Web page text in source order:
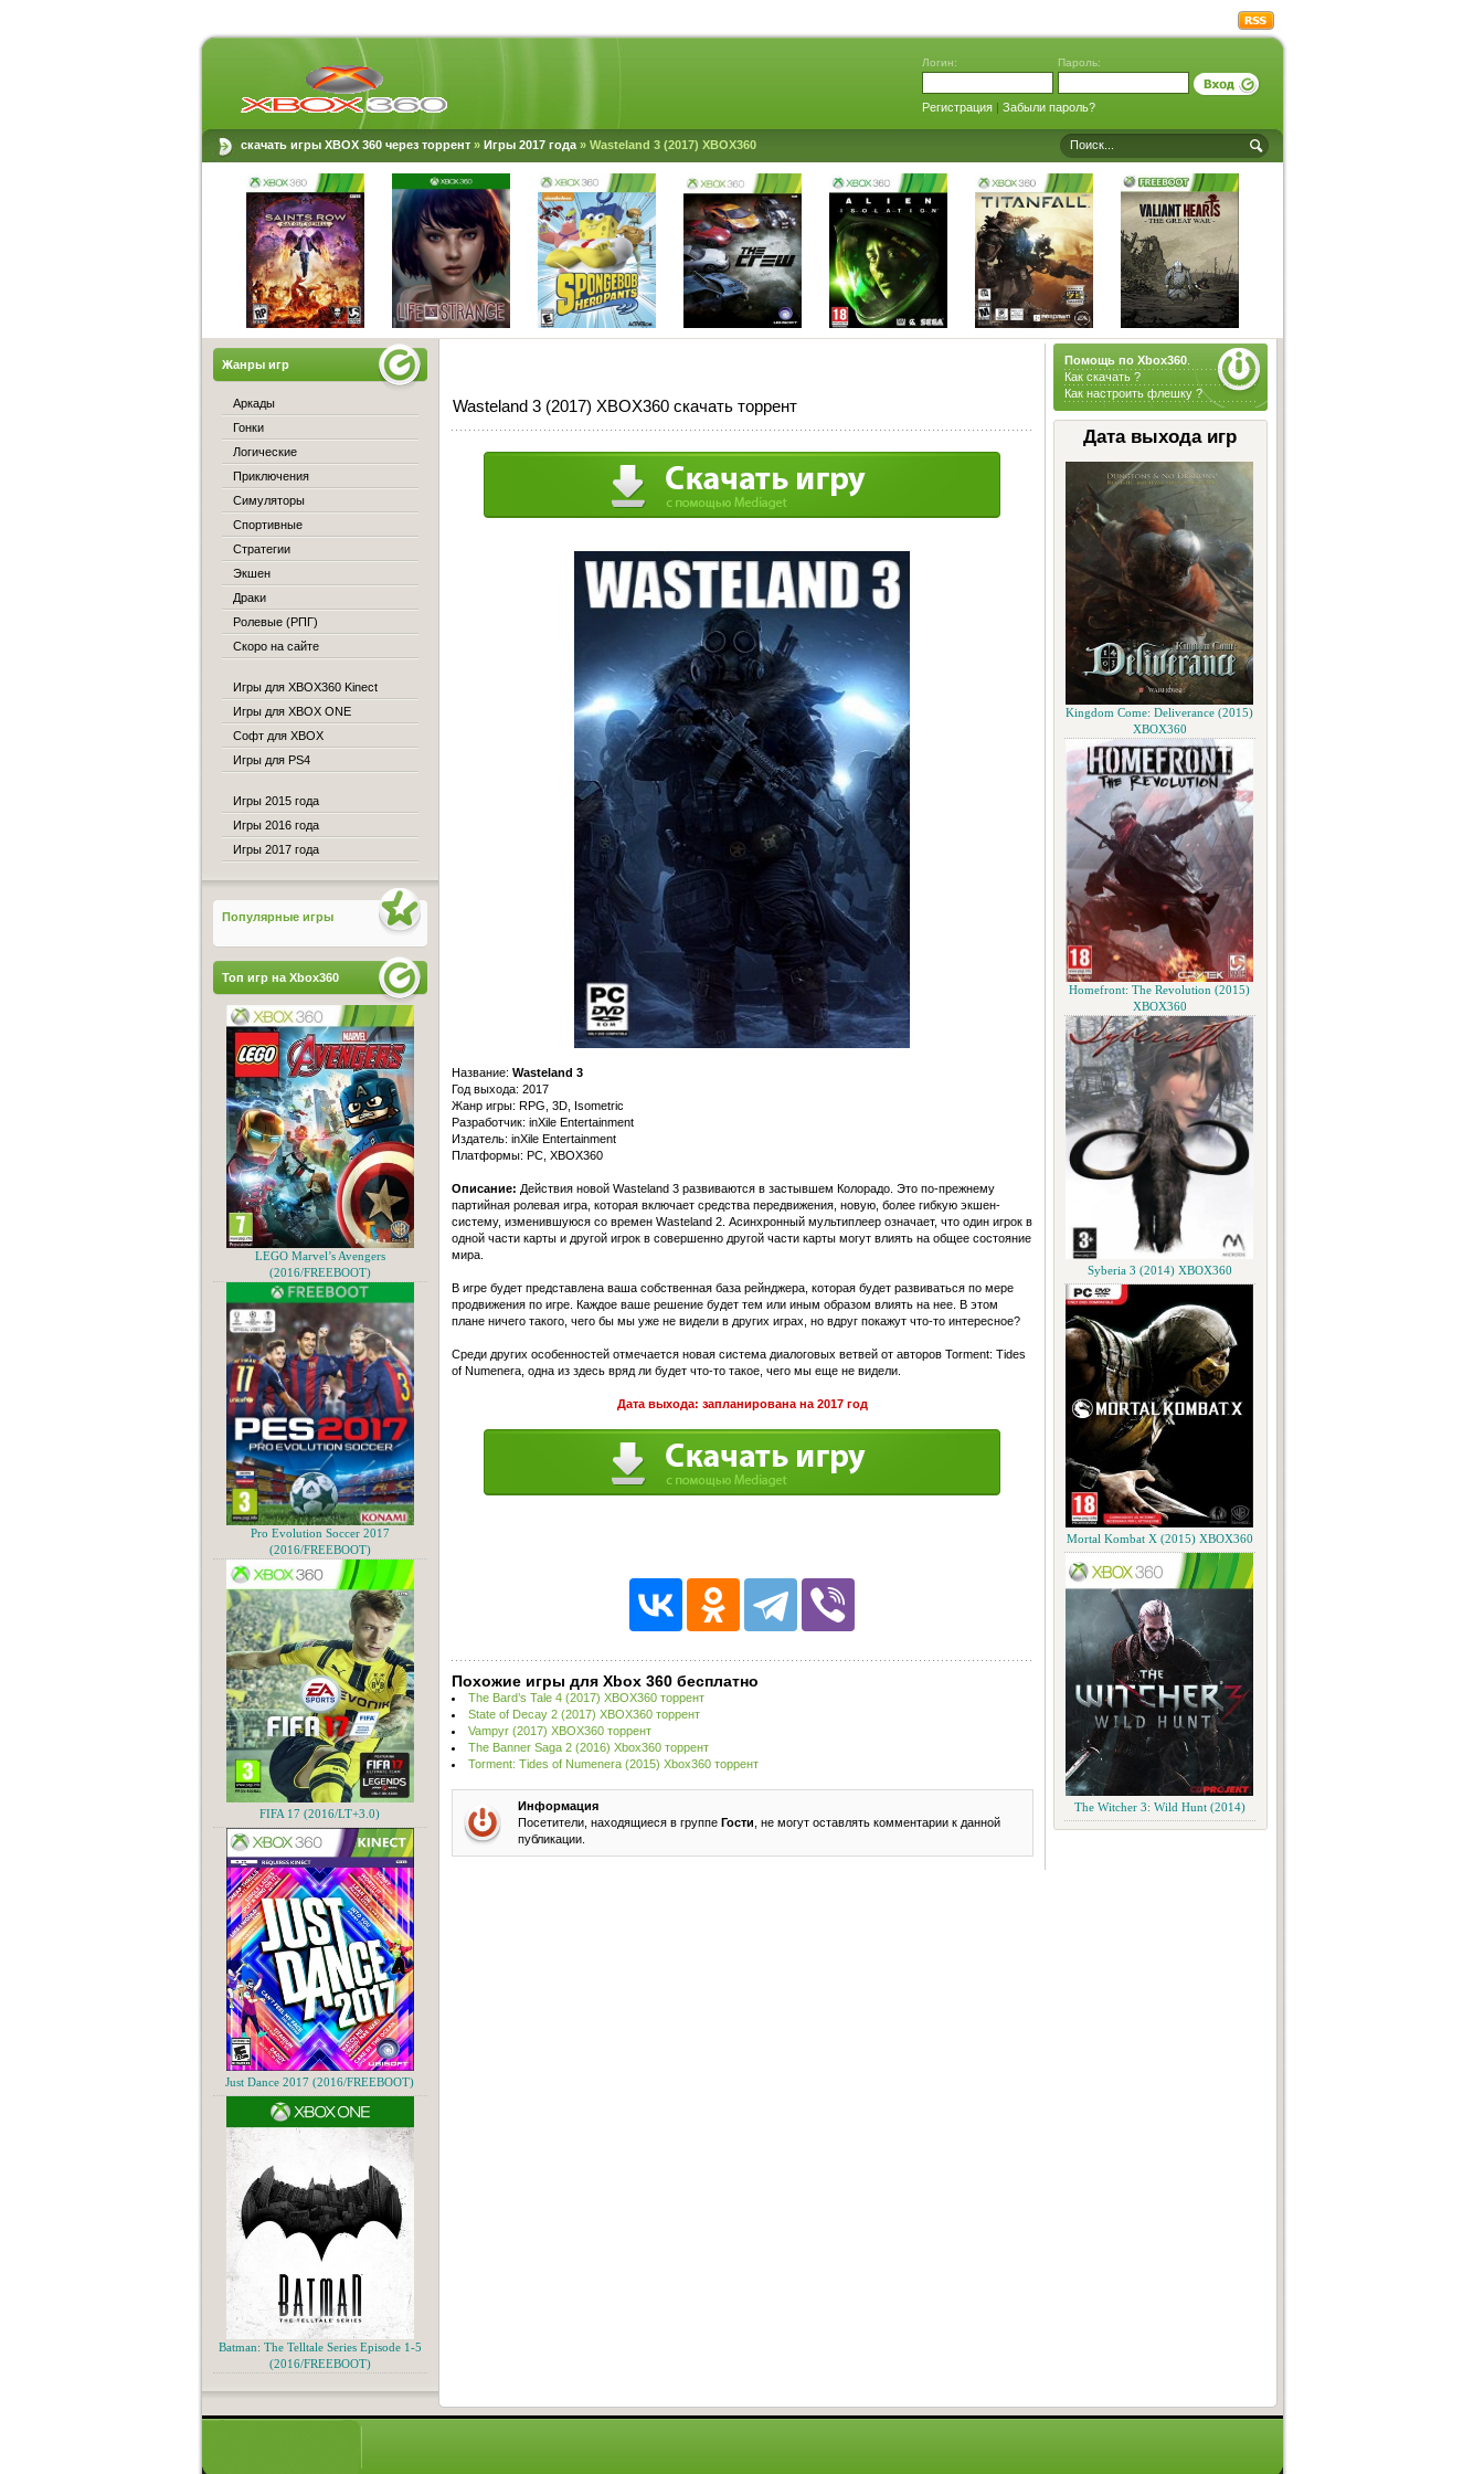
Логин: Пароль:
Регистрация| Забыли пароль?
скачать игры XBOX 360 через торрент» Игры 2017 года» Wasteland 3 (2017) XBOX360
Помощь по Xbox360.
Как скачать ?
Как настроить флешку ?
Дата выхода игр
Kingdom Come: Deliverance (2015)
XBOX360
Homefront: The Revolution (2015)
XBOX360
Syberia 3 (2014) XBOX360
Mortal Kombat X (2015) XBOX360
The Witcher 3: Wild Hunt (2014)
Wasteland 3 (2017) XBOX360 скачать торрент
Название: Wasteland 3
Год выхода: 2017
Жанр игры: RPG, 3D, Isometric
Разработчик: inXile Entertainment
Издатель: inXile Entertainment
Платформы: PC, XBOX360
Описание: Действия новой Wasteland 3 развиваются в застывшем Колорадо. Это по-прежнему
партийная ролевая игра, которая включает средства передвижения, новую, более гибкую экшен-
систему, изменившуюся со времен Wasteland 2. Асинхронный мультиплеер означает, что один игрок в
одной части карты и другой игрок в совершенно другой части карты могут влиять на общее состояние
мира.
В игре будет представлена ваша собственная база рейнджера, которая будет развиваться по мере
продвижения по игре. Каждое ваше решение будет тем или иным образом влиять на нее. В этом
плане ничего такого, чего бы мы уже не видели в других играх, но вдруг покажут что-то интересное?
Среди других особенностей отмечается новая система диалоговых ветвей от авторов Torment: Tides
of Numenera, одна из здесь вряд ли будет что-то такое, чего мы еще не видели.
Дата выхода: запланирована на 2017 год
Похожие игры для Xbox 360 бесплатно
The Bard’s Tale 4 (2017) XBOX360 торрент
State of Decay 2 (2017) XBOX360 торрент
Vampyr (2017) XBOX360 торрент
The Banner Saga 2 (2016) Xbox360 торрент
Torment: Tides of Numenera (2015) Xbox360 торрент
Информация
Посетители, находящиеся в группе Гости , не могут оставлять комментарии к данной
публикации.
Жанры игр
Аркады
Гонки
Логические
Приключения
Симуляторы
Спортивные
Стратегии
Экшен
Драки
Ролевые (РПГ)
Скоро на сайте
Игры для XBOX360 Kinect
Игры для XBOX ONE
Софт для XBOX
Игры для PS4
Игры 2015 года
Игры 2016 года
Игры 2017 года
Популярные игры
Топ игр на Xbox360
LEGO Marvel’s Avengers
(2016/FREEBOOT)
Pro Evolution Soccer 2017
(2016/FREEBOOT)
FIFA 17 (2016/LT+3.0)
Just Dance 2017 (2016/FREEBOOT)
Batman: The Telltale Series Episode 1-5
(2016/FREEBOOT)